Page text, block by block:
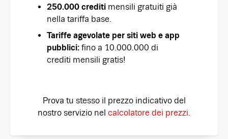
250.000 crediti mensili gratuiti già
nella tariffa base.
Tariffe agevolate per siti web e app
pubblici: fino a 10.000.000 di
crediti mensili gratis!
Prova tu stesso il prezzo indicativo del
nostro servizio nel calcolatore dei prezzi.